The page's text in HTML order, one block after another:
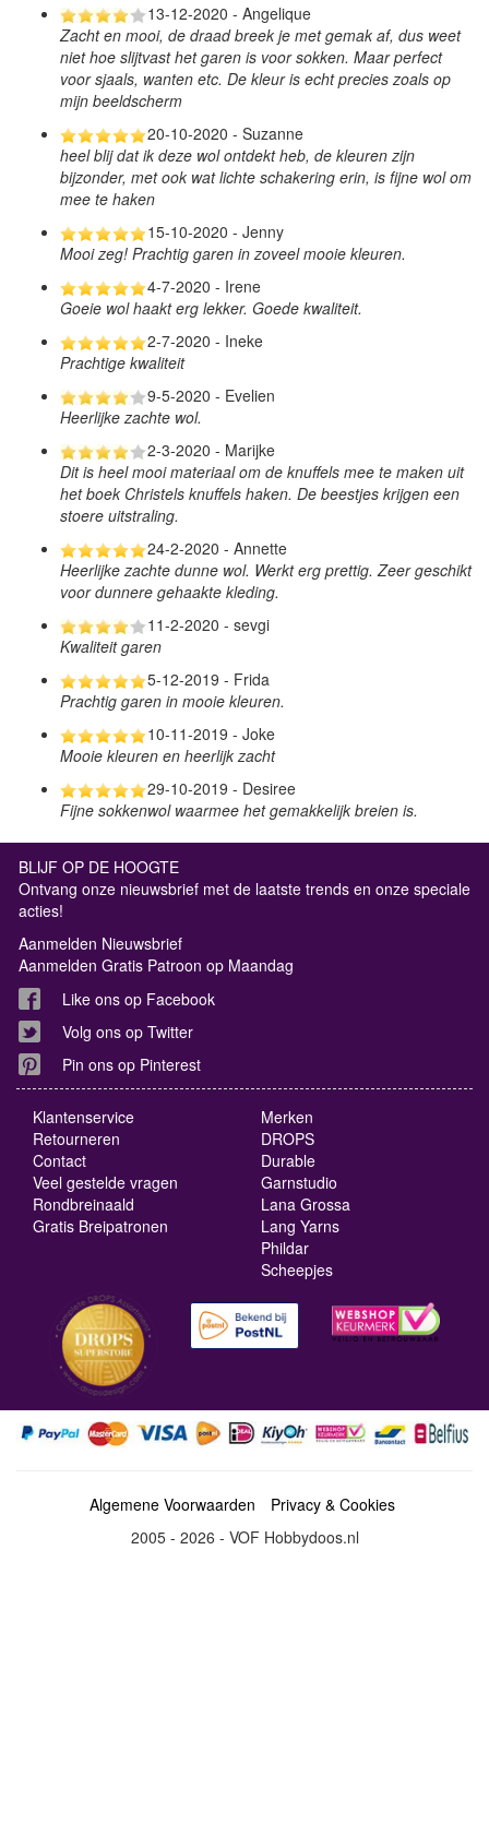
13-12-2020 - Angelique
Zacht en mooi, de draad breek je met gemak af, dus weet
niet hoe slijtvast het garen is voor sokken. Maar perfect
voor sjaals, wanten etc. De kleur is echt precies zoals op
mijn beeldscherm
20-10-2020 - Suzanne
heel blij dat ik deze wol ontdekt heb, de kleuren zijn
bijzonder, met ook wat lichte schakering erin, is fijne wol om
mee te haken
15-10-2020 - Jenny
Mooi zeg! Prachtig garen in zoveel mooie kleuren.
4-7-2020 - Irene
Goeie wol haakt erg lekker. Goede kwaliteit.
2-7-2020 - Ineke
Prachtige kwaliteit
9-5-2020 - Evelien
Heerlijke zachte wol.
2-3-2020 - Marijke
Dit is heel mooi materiaal om de knuffels mee te maken uit
het boek Christels knuffels haken. De beestjes krijgen een
stoere uitstraling.
24-2-2020 - Annette
Heerlijke zachte dunne wol. Werkt erg prettig. Zeer geschikt
voor dunnere gehaakte kleding.
11-2-2020 - sevgi
Kwaliteit garen
5-12-2019 - Frida
Prachtig garen in mooie kleuren.
10-11-2019 - Joke
Mooie kleuren en heerlijk zacht
29-10-2019 - Desiree
Fijne sokkenwol waarmee het gemakkelijk breien is.
BLIJF OP DE HOOGTE
Ontvang onze nieuwsbrief met de laatste trends en onze speciale
acties!
Aanmelden Nieuwsbrief
Aanmelden Gratis Patroon op Maandag
Like ons op Facebook
Volg ons op Twitter
Pin ons op Pinterest
Klantenservice
Retourneren
Contact
Veel gestelde vragen
Rondbreinaald
Gratis Breipatronen
Merken
DROPS
Durable
Garnstudio
Lana Grossa
Lang Yarns
Phildar
Scheepjes
Algemene Voorwaarden
Privacy & Cookies
2005 - 2026 - VOF Hobbydoos.nl